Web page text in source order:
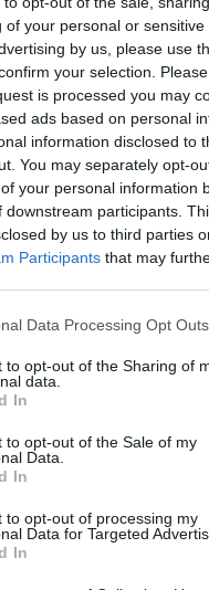
of your personal or
by us, please use
your selection.
is processed you may
ads based on personal
information disclosed to
You may separately opt-
your personal information
downstream participants.
by us to third parties
Participants that may
Data Processing Opt Outs
to opt-out of the Sharing of
data.
In
to opt-out of the Sale of my
Data.
In
to opt-out of processing my
Data for Targeted
In
WhatsApp
EmailCopy
Link
druku
XIV MIGRANCI
| 14:24
na pierwszej linii:
„Nie bójcie się,